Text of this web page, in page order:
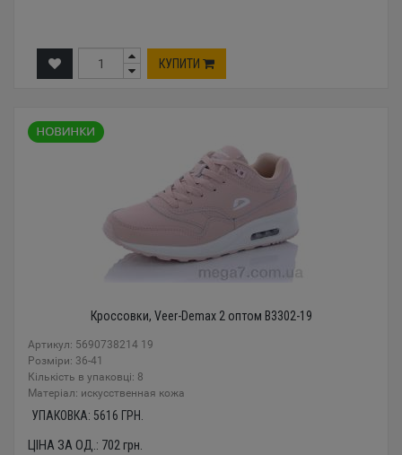
КУПИТИ
Кроссовки, Veer-Demax 2 оптом B3302-19
Артикул: 5690738214 19
Розміри: 36-41
Кількість в упаковці: 8
Mатеріал: искусственная кожа
УПАКОВКА: 5616 ГРН.
ЦІНА ЗА ОД.: 702грн.